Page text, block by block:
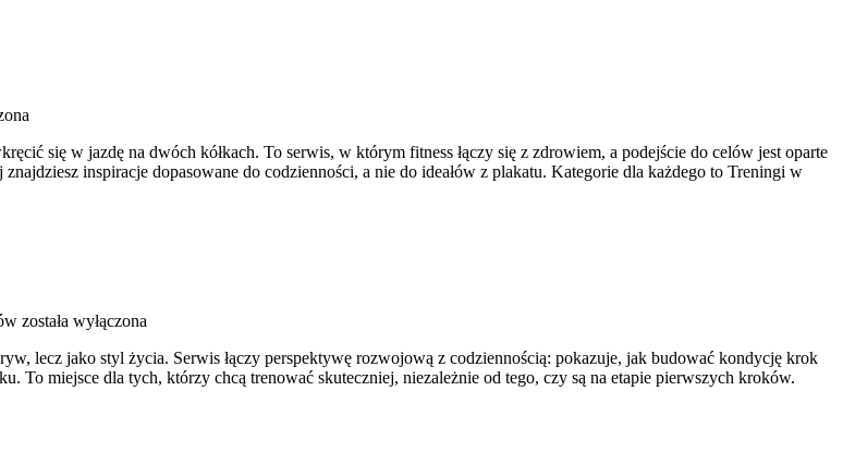
się w jazdę na dwóch kółkach. To serwis, w którym fitness łączy się z zdrowiem, a podejście do celów jest oparte
inspiracje dopasowane do codzienności, a nie do ideałów z plakatu. Kategorie dla każdego to Treningi w
została wyłączona
lecz jako styl życia. Serwis łączy perspektywę rozwojową z codziennością: pokazuje, jak budować kondycję krok
To miejsce dla tych, którzy chcą trenować skuteczniej, niezależnie od tego, czy są na etapie pierwszych kroków.